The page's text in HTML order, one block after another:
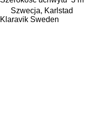
Szwecja, Karlstad
Klaravik Sweden